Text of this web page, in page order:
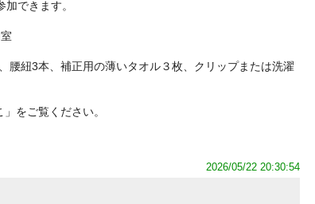
できます。
腰紐3本、補正用の薄いタオル３枚、クリップまたは洗濯
をご覧ください。
2026/05/22 20:30:54